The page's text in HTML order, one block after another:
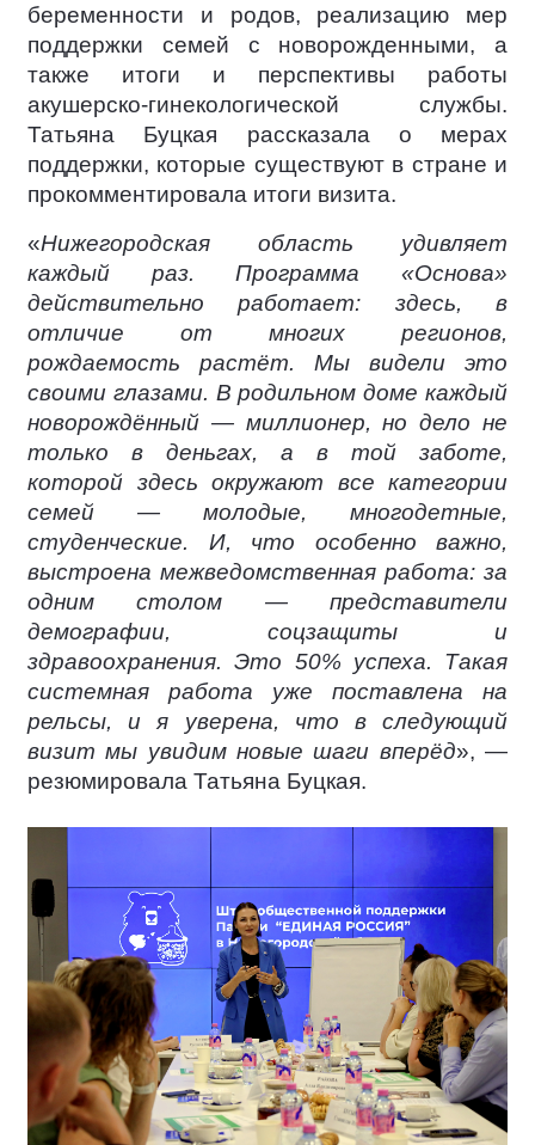
беременности и родов, реализацию мер
поддержки семей с новорожденными, а
также итоги и перспективы работы
акушерско-гинекологической службы.
Татьяна Буцкая рассказала о мерах
поддержки, которые существуют в стране и
прокомментировала итоги визита.
«Нижегородская область удивляет
каждый раз. Программа «Основа»
действительно работает: здесь, в
отличие от многих регионов,
рождаемость растёт. Мы видели это
своими глазами. В родильном доме каждый
новорождённый — миллионер, но дело не
только в деньгах, а в той заботе,
которой здесь окружают все категории
семей — молодые, многодетные,
студенческие. И, что особенно важно,
выстроена межведомственная работа: за
одним столом — представители
демографии, соцзащиты и
здравоохранения. Это 50% успеха. Такая
системная работа уже поставлена на
рельсы, и я уверена, что в следующий
визит мы увидим новые шаги вперёд», —
резюмировала Татьяна Буцкая.